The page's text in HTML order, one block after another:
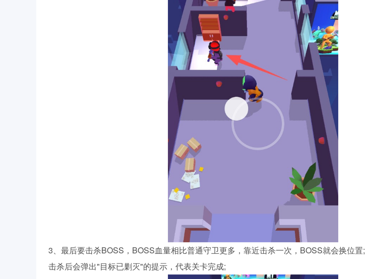
3、最后要击杀BOSS，BOSS血量相比普通守卫更多，靠近击杀一次，BOSS就会换位置;
击杀后会弹出"目标已剿灭"的提示，代表关卡完成;